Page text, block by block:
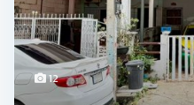
12